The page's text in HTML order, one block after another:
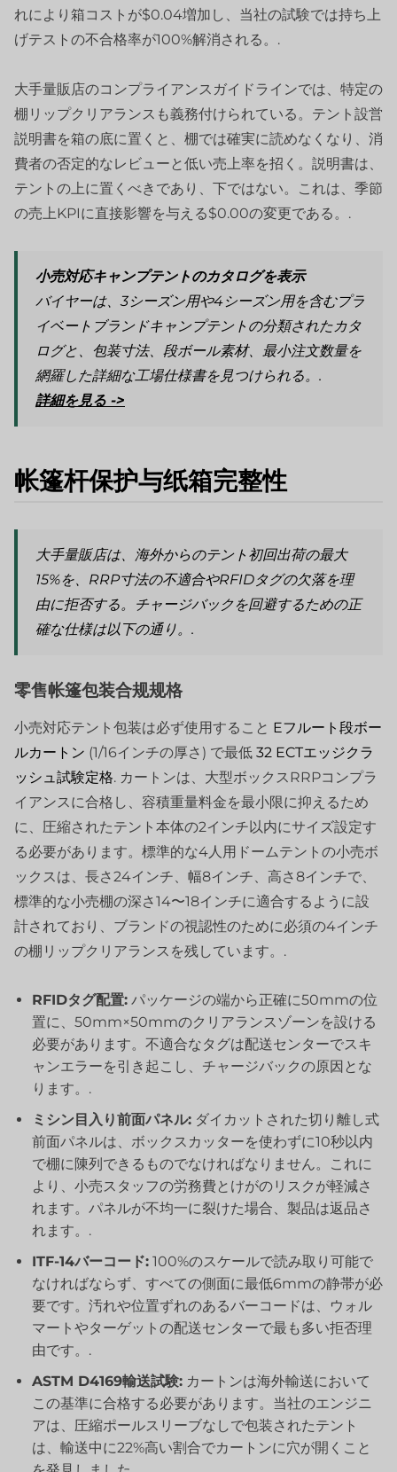
れにより箱コストが$0.04増加し、当社の試験では持ち上
げテストの不合格率が100%解消される。.
大手量販店のコンプライアンスガイドラインでは、特定の
棚リップクリアランスも義務付けられている。テント設営
説明書を箱の底に置くと、棚では確実に読めなくなり、消
費者の否定的なレビューと低い売上率を招く。説明書は、
テントの上に置くべきであり、下ではない。これは、季節
の売上KPIに直接影響を与える$0.00の変更である。.
小売対応キャンプテントのカタログを表示
バイヤーは、3シーズン用や4シーズン用を含むプラ
イベートブランドキャンプテントの分類されたカタ
ログと、包装寸法、段ボール素材、最小注文数量を
網羅した詳細な工場仕様書を見つけられる。.
詳細を見る ->
帐篷杆保护与纸箱完整性
大手量販店は、海外からのテント初回出荷の最大
15%を、RRP寸法の不適合やRFIDタグの欠落を理
由に拒否する。チャージバックを回避するための正
確な仕様は以下の通り。.
零售帐篷包装合规规格
小売対応テント包装は必ず使用すること Eフルート段ボー
ルカートン (1/16インチの厚さ) で最低 32 ECTエッジクラ
ッシュ試験定格. カートンは、大型ボックスRRPコンプラ
イアンスに合格し、容積重量料金を最小限に抑えるため
に、圧縮されたテント本体の2インチ以内にサイズ設定す
る必要があります。標準的な4人用ドームテントの小売ボ
ックスは、長さ24インチ、幅8インチ、高さ8インチで、
標準的な小売棚の深さ14〜18インチに適合するように設
計されており、ブランドの視認性のために必須の4インチ
の棚リップクリアランスを残しています。.
RFIDタグ配置: パッケージの端から正確に50mmの位
置に、50mm×50mmのクリアランスゾーンを設ける
必要があります。不適合なタグは配送センターでスキ
ャンエラーを引き起こし、チャージバックの原因とな
ります。.
ミシン目入り前面パネル: ダイカットされた切り離し式
前面パネルは、ボックスカッターを使わずに10秒以内
で棚に陳列できるものでなければなりません。これに
より、小売スタッフの労務費とけがのリスクが軽減さ
れます。パネルが不均一に裂けた場合、製品は返品さ
れます。.
ITF-14バーコード: 100%のスケールで読み取り可能で
なければならず、すべての側面に最低6mmの静帯が必
要です。汚れや位置ずれのあるバーコードは、ウォル
マートやターゲットの配送センターで最も多い拒否理
由です。.
ASTM D4169輸送試験: カートンは海外輸送において
この基準に合格する必要があります。当社のエンジニ
アは、圧縮ポールスリーブなしで包装されたテント
は、輸送中に22%高い割合でカートンに穴が開くこと